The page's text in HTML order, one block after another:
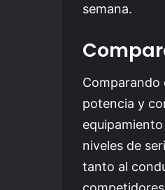
semana.
Comparando
potencia y
niveles de
tanto al